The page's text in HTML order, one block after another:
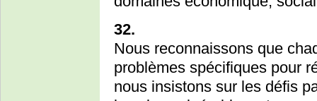
32.
Nous reconnaissons que
problèmes spécifiques pour
nous insistons sur les défis